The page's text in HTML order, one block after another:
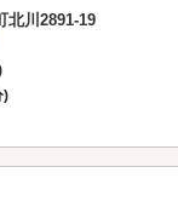
北川2891-19
)